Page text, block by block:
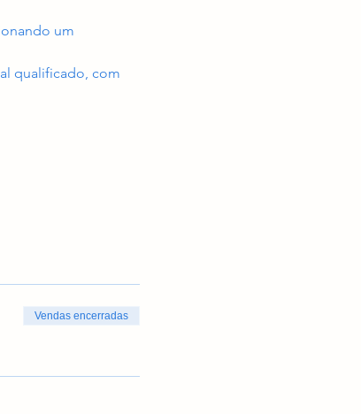
um
qualificado, com
Vendas encerradas